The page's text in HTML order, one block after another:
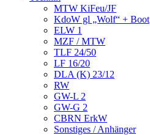
MTW KiFeu/JF
KdoW gl „Wolf“ + Boot
ELW 1
MZF / MTW
TLF 24/50
LF 16/20
DLA (K) 23/12
RW
GW-L 2
GW-G 2
CBRN ErkW
Sonstiges / Anhänger